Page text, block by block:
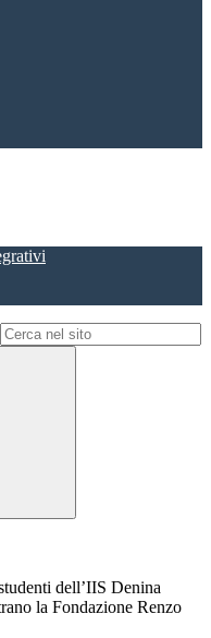
dell’IIS Denina
la Fondazione Renzo